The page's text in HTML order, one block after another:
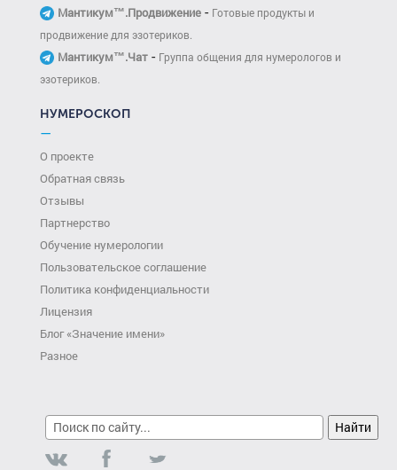
Мантикум™.Продвижение - Готовые продукты и
продвижение для эзотериков.
Мантикум™.Чат - Группа общения для нумерологов и
эзотериков.
НУМЕРОСКОП
—
О проекте
Обратная связь
Отзывы
Партнерство
Обучение нумерологии
Пользовательское соглашение
Политика конфиденциальности
Лицензия
Блог «Значение имени»
Разное